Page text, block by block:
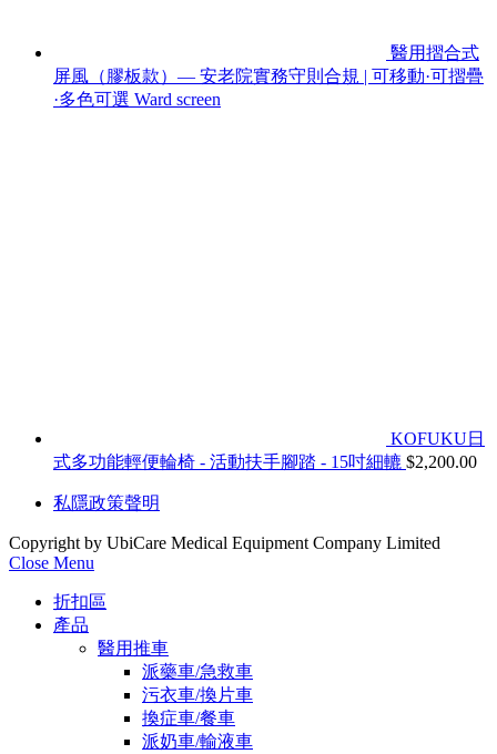
醫用摺合式
屏風（膠板款）— 安老院實務守則合規 | 可移動·可摺疊
·多色可選 Ward screen
KOFUKU日
式多功能輕便輪椅 - 活動扶手腳踏 - 15吋細轆 $2,200.00
私隱政策聲明
Copyright by UbiCare Medical Equipment Company Limited
Close Menu
折扣區
產品
醫用推車
派藥車/急救車
污衣車/換片車
換症車/餐車
派奶車/輸液車